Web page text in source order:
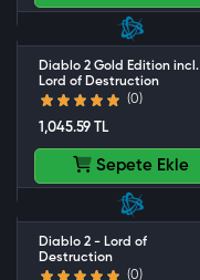
Diablo 2 Gold Edition incl.
Lord of Destruction
(0)
1,045.59 TL
Sepete Ekle
Diablo 2 - Lord of
Destruction
(0)